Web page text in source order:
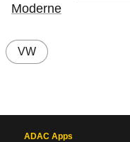
Moderne
VW
ADAC Apps